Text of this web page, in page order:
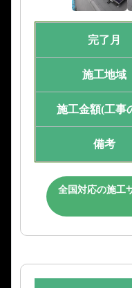
完了月
施工地域
施工金額(工事
備考
全国対応の施工